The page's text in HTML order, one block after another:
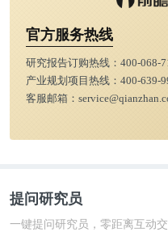
352453亿元，比上年
到了39527亿元，累计下
3)按零售业态分，2020
零售额比上年增
官方服务热线
研究报告订购热线： 400-068-
产业规划项目热线： 400-639-
客服邮箱：
提问研究员
一键提问研究员，零距离互动